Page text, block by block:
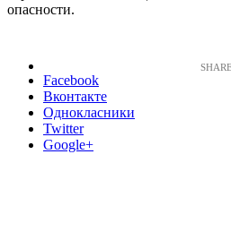
опасности.
Facebook
Вконтакте
Однокласники
Twitter
Google+